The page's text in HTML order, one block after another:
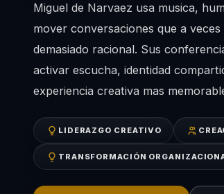
Miguel de Narvaez usa musica,
mover conversaciones que a
demasiado racional. Sus
activar escucha, identidad
experiencia creativa mas
LIDERAZGO CREATIVO
TRANSFORMACIÓN